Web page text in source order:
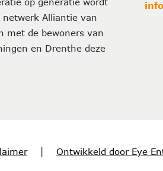
netwerk Alliantie van
met de bewoners van
en Drenthe deze
Ontwikkeld door Eye